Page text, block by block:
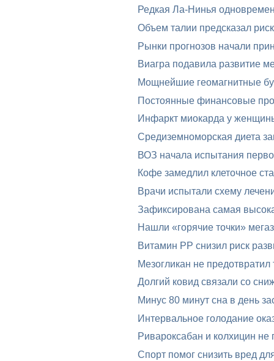
Редкая Ла-Нинья
Объем талии предсказал
Рынки прогнозов начали
Виагра подавила развитие
Мощнейшие геомагнитные
Постоянные финансовые
Инфаркт миокарда у
Средиземноморская диета
ВОЗ начала испытания
Кофе замедлил клеточное
Врачи испытали схему
Зафиксирована самая
Нашли «горячие точки»
Витамин PP снизил риск
Мезогликан не
Долгий ковид связали со
Минус 80 минут сна в день
Интервальное голодание
Ривароксабан и колхицин не
Спорт помог снизить вред